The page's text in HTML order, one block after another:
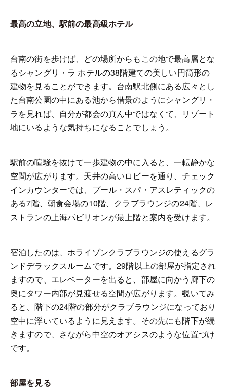
最高の立地、駅前の最高級ホテル
台南の街を歩けば、どの場所からもこの地で最高層とな
るシャングリ・ラ ホテルの38階建ての美しい円筒形の
建物を見ることができます。台南駅北側にある広々とし
た台南公園の中にある池から借景のようにシャングリ・
ラを見れば、自分が都会の真ん中ではなくて、リゾート
地にいるような気持ちになることでしょう。
駅前の喧騒を抜けて一歩建物の中に入ると、一転静かな
空間が広がります。天井の高いロビーを通り、チェック
インカウンターでは、プール・スパ・アスレティックの
ある7階、朝食会場の10階、クラブラウンジの24階、レ
ストランの上海パビリオンが最上階と案内を受けます。
宿泊したのは、ホライゾンクラブラウンジの使えるグラ
ンドデラックスルームです。29階以上の部屋が指定され
ますので、エレベーターを出ると、部屋に向かう廊下の
奥にタワー内部が見渡せる空間が広がります。覗いてみ
ると、階下の24階の部分がクラブラウンジになっており
空中に浮いているように見えます。その先にも階下が続
きますので、さながら中空のオアシスのような位置づけ
です。
部屋を見る